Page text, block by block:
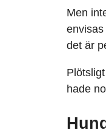
Men
det är
hade